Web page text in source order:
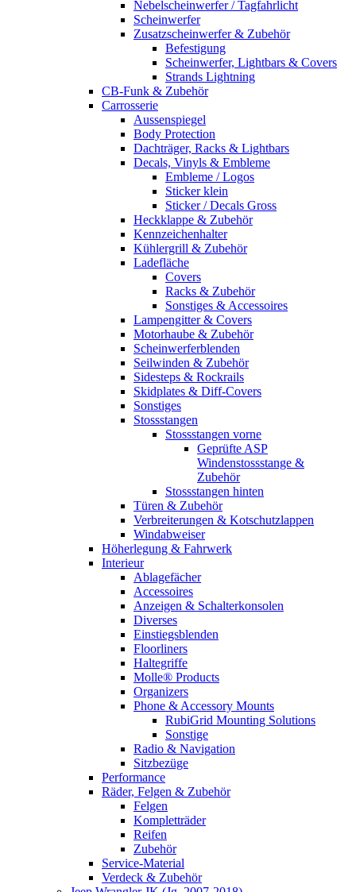
Nebelscheinwerfer / Tagfahrlicht
Scheinwerfer
Zusatzscheinwerfer & Zubehör
Befestigung
Scheinwerfer, Lightbars & Covers
Strands Lightning
CB-Funk & Zubehör
Carrosserie
Aussenspiegel
Body Protection
Dachträger, Racks & Lightbars
Decals, Vinyls & Embleme
Embleme / Logos
Sticker klein
Sticker / Decals Gross
Heckklappe & Zubehör
Kennzeichenhalter
Kühlergrill & Zubehör
Ladefläche
Covers
Racks & Zubehör
Sonstiges & Accessoires
Lampengitter & Covers
Motorhaube & Zubehör
Scheinwerferblenden
Seilwinden & Zubehör
Sidesteps & Rockrails
Skidplates & Diff-Covers
Sonstiges
Stossstangen
Stossstangen vorne
Geprüfte ASP
Windenstossstange &
Zubehör
Stossstangen hinten
Türen & Zubehör
Verbreiterungen & Kotschutzlappen
Windabweiser
Höherlegung & Fahrwerk
Interieur
Ablagefächer
Accessoires
Anzeigen & Schalterkonsolen
Diverses
Einstiegsblenden
Floorliners
Haltegriffe
Molle® Products
Organizers
Phone & Accessory Mounts
RubiGrid Mounting Solutions
Sonstige
Radio & Navigation
Sitzbezüge
Performance
Räder, Felgen & Zubehör
Felgen
Kompletträder
Reifen
Zubehör
Service-Material
Verdeck & Zubehör